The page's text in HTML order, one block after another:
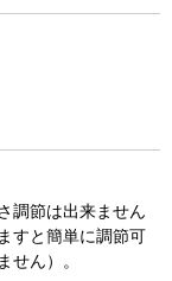
調節は出来ません
すと簡単に調節可
せん）。